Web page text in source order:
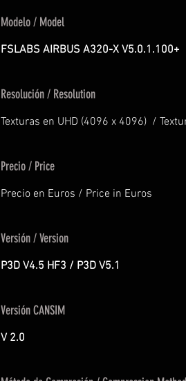
Modelo / Model
FSLABS AIRBUS A320-X V5.0.1.100+
Resolución / Resolution
Texturas en UHD (4096 x 4096) /
Precio / Price
Precio en Euros / Price in Euros
Versión / Version
P3D V4.5 HF3 / P3D V5.1
Versión CANSIM
V 2.0